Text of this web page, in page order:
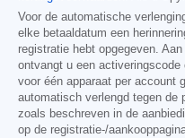
Voor de automatische
elke betaaldatum een
registratie hebt opgegeven.
ontvangt u een
voor één apparaat per account
automatisch verlengd tegen de
zoals beschreven in de
op de registratie-/